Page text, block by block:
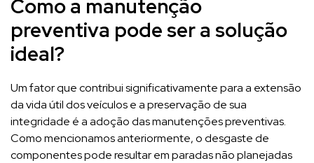
Como a manutenção
preventiva pode ser a solução
ideal?
Um fator que contribui significativamente para a extensão
da vida útil dos veículos e a preservação de sua
integridade é a adoção das manutenções preventivas.
Como mencionamos anteriormente, o desgaste de
componentes pode resultar em paradas não planejadas